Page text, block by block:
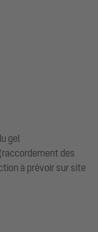
gel
des
à prévoir sur site